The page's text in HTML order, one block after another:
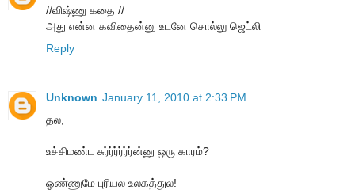
//விஷ்ணு கதை //
அது என்ன கவிதைன்னு உடனே சொல்லு ஜெட்லி
Reply
Unknown January 11, 2010 at 2:33 PM
தல,
உச்சிமண்ட சுர்ர்ர்ர்ர்ர்ன்னு ஒரு காரம்?
ஓண்ணுமே புரியல உலகத்துல!